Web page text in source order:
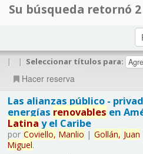
Su búsqueda retornó
| | Seleccionar títulos para:
Hacer reserva
Las alianzas público -
energías renovables en
Latina y el Caribe
por Coviello, Manlio | Gollán, Juan
Miguel.